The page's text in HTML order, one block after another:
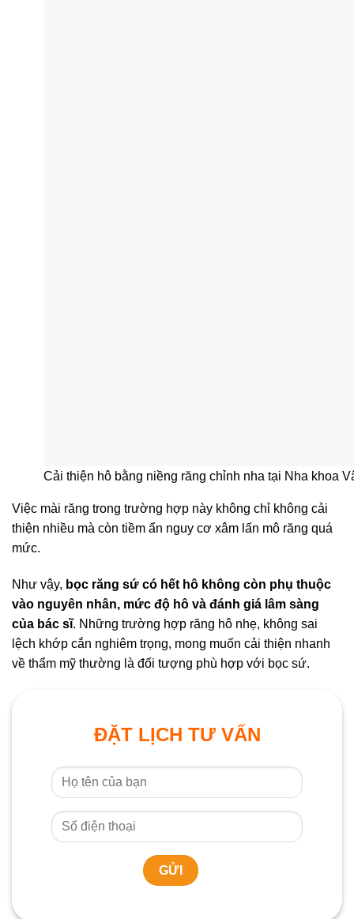
Cải thiện hô bằng niềng răng chỉnh nha tại Nha khoa
Việc mài răng trong trường hợp này không chỉ không cải
thiện nhiều mà còn tiềm ẩn nguy cơ xâm lấn mô răng quá
mức.
Như vậy, bọc răng sứ có hết hô không còn phụ thuộc
vào nguyên nhân, mức độ hô và đánh giá lâm sàng
của bác sĩ. Những trường hợp răng hô nhẹ, không sai
lệch khớp cắn nghiêm trọng, mong muốn cải thiện nhanh
về thẩm mỹ thường là đối tượng phù hợp với bọc sứ.
ĐẶT LỊCH TƯ VẤN